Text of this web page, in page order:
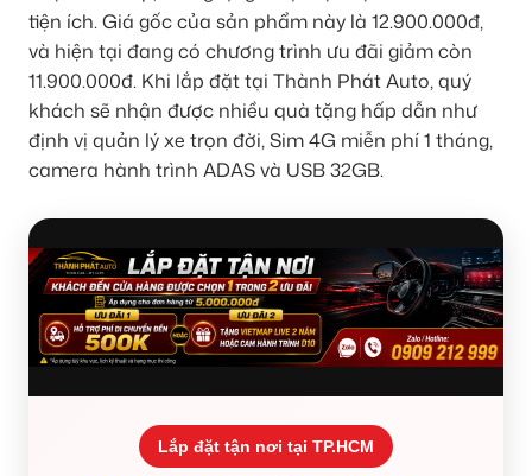
tiện ích. Giá gốc của sản phẩm này là 12.900.000đ,
và hiện tại đang có chương trình ưu đãi giảm còn
11.900.000đ. Khi lắp đặt tại Thành Phát Auto, quý
khách sẽ nhận được nhiều quà tặng hấp dẫn như
định vị quản lý xe trọn đời, Sim 4G miễn phí 1 tháng,
camera hành trình ADAS và USB 32GB.
Lắp đặt tận nơi tại TP.HCM